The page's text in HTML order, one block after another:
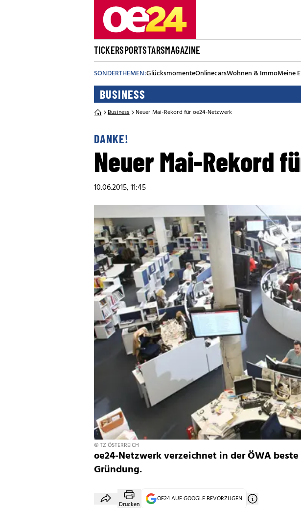
TICKERSPORTSTARSMAGAZINE
SONDERTHEMEN:GlücksmomenteOnlinecarsWohnen & ImmoMeine
BUSINESS
Business Neuer Mai-Rekord für oe24-Netzwerk
DANKE!
Neuer Mai-Rekord
10.06.2015, 11:45
© TZ ÖSTERREICH
oe24-Netzwerk verzeichnet in der ÖWA
Gründung.
Drucken
OE24 AUF GOOGLE BEVORZUGEN